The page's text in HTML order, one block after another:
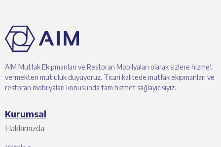
AIM Mutfak Ekipmanları ve Restoran Mobilyaları olarak sizlere hizmet
vermekten mutluluk duyuyoruz. Ticari kalitede mutfak ekipmanları ve
restoran mobilyaları konusunda tam hizmet sağlayıcısıyız.
Kurumsal
Hakkımızda